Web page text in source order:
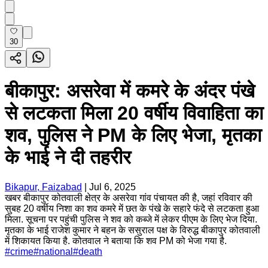
30
बीकापुर: असरेवा में कमरे के अंदर पंखे
से लटकता मिला 20 वर्षीय विवाहिता का
शव, पुलिस ने PM के लिए भेजा, मृतका
के भाई ने दी तहरीर
Bikapur, Faizabad
Jul 6, 2025
खबर बीकापुर कोतवाली क्षेत्र के असरेवा गांव पंचायत की है, जहां रविवार की
सुबह 20 वर्षीय निशा का शव कमरे में छत के पंखे के सहारे फंदे से लटकता हुआ
मिला. सूचना पर पहुंची पुलिस ने शव को कब्जे में लेकर पीएम के लिए भेज दिया.
मृतका के भाई राजेश कुमार ने बहन के ससुराल पक्ष के विरुद्ध बीकापुर कोतवाली
में शिकायत किया है. कोतवाल ने बताया कि शव PM को भेजा गया है.
#crime#national #death